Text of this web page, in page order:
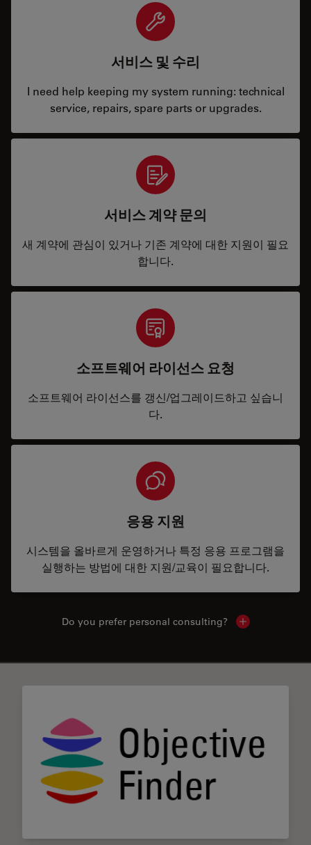
서비스 및 수리
I need help keeping my system running: technical
service, repairs, spare parts or upgrades.
서비스 계약 문의
새 계약에 관심이 있거나 기존 계약에 대한 지원이 필요
합니다.
소프트웨어 라이선스 요청
소프트웨어 라이선스를 갱신/업그레이드하고 싶습니
다.
응용 지원
시스템을 올바르게 운영하거나 특정 응용 프로그램을
실행하는 방법에 대한 지원/교육이 필요합니다.
Do you prefer personal consulting? Show local